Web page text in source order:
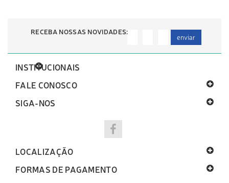
RECEBA NOSSAS NOVIDADES:
enviar
INSTITUCIONAIS
FALE CONOSCO
SIGA-NOS
LOCALIZAÇÃO
FORMAS DE PAGAMENTO